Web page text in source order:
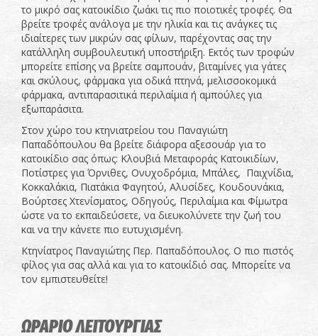
το μικρό σας κατοικίδιο ζωάκι τις πιο ποιοτικές τροφές. Θα
βρείτε τροφές ανάλογα με την ηλικία και τις ανάγκες τις
ιδιαίτερες των μικρών σας φίλων, παρέχοντας σας την
κατάλληλη συμβουλευτική υποστήριξη. Εκτός των τροφών
μπορείτε επίσης να βρείτε σαμπουάν, βιταμίνες για γάτες
και σκύλους, φάρμακα για οδικά πτηνά, μελισσοκομικά
φάρμακα, αντιπαρασιτικά περιλαίμια ή αμπούλες για
εξωπαράσιτα.
Στον χώρο του κτηνιατρείου του Παναγιώτη
Παπαδόπουλου θα βρείτε διάφορα αξεσουάρ για το
κατοικίδιο σας όπως: Κλουβιά Μεταφοράς Κατοικιδίων,
Ποτίστρες για Όρνιθες, Ονυχοδρόμια, Μπάλες, Παιχνίδια,
Κοκκαλάκια, Πιατάκια Φαγητού, Αλυσίδες, Κουδουνάκια,
Βούρτσες Χτενίσματος, Οδηγούς, Περιλαίμια και Φίμωτρα
ώστε να το εκπαιδεύσετε, να διευκολύνετε την ζωή του
και να την κάνετε πιο ευτυχισμένη.
Κτηνίατρος Παναγιώτης Περ. Παπαδόπουλος. Ο πιο πιστός
φίλος για σας αλλά και για το κατοικίδιό σας. Μπορείτε να
τον εμπιστευθείτε!
ΩΡΑΡΙΟ ΛΕΙΤΟΥΡΓΙΑΣ